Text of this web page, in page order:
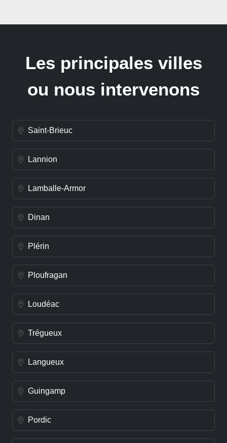
Les principales villes
ou nous intervenons
Saint-Brieuc
Lannion
Lamballe-Armor
Dinan
Plérin
Ploufragan
Loudéac
Trégueux
Langueux
Guingamp
Pordic